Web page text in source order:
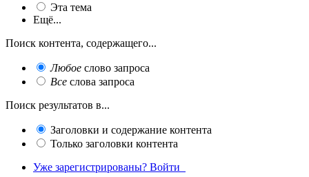
Эта тема
Ещё...
Поиск контента, содержащего...
Любое слово запроса
Все слова запроса
Поиск результатов в...
Заголовки и содержание контента
Только заголовки контента
Уже зарегистрированы? Войти